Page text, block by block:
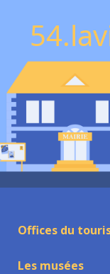
Offices du
Les musées